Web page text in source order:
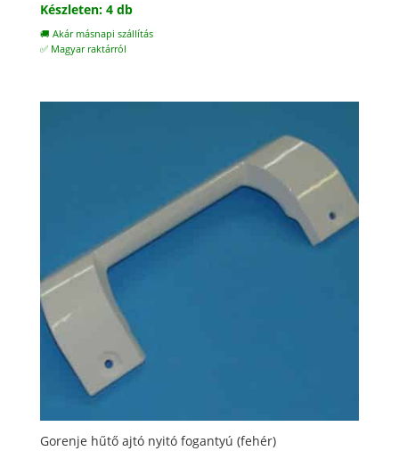
Készleten: 4 db
🚚 Akár másnapi szállítás
✅ Magyar raktárról
Gorenje hűtő ajtó nyitó fogantyú (fehér)